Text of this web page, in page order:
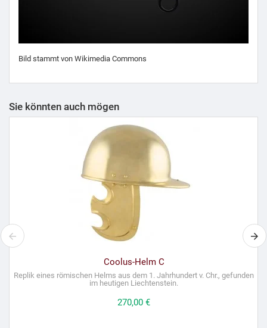
Bild stammt von Wikimedia Commons
Sie könnten auch mögen
Coolus-Helm C
Replik eines römischen Helms aus dem 1. Jahrhundert v. Chr., gefunden
im heutigen Liechtenstein.
Preis
270,00 €